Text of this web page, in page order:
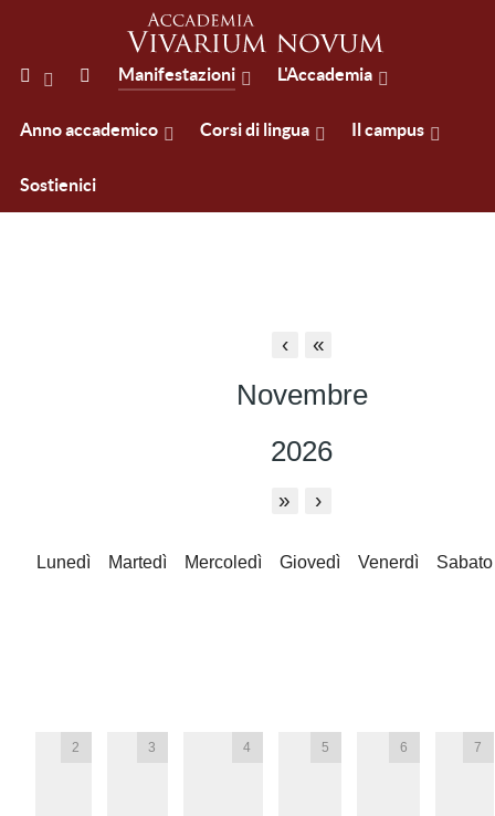
Manifestazioni L'Accademia
Anno accademico Corsi di lingua Il campus
Sostienici
‹ «
Novembre
2026
» ›
Lunedì Martedì Mercoledì Giovedì Venerdì Sabato
2 3 4 5 6 7